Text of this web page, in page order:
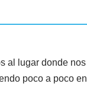
al lugar donde nos
poco a poco en